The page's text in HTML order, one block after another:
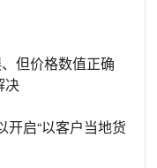
但价格数值正确
决
开启“以客户当地货